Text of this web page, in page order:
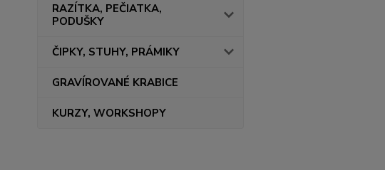
RAZÍTKA, PEČIATKA,
PODUŠKY
ČIPKY, STUHY, PRÁMIKY
GRAVÍROVANÉ KRABICE
KURZY, WORKSHOPY